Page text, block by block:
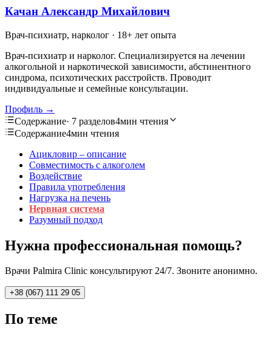
Качан Александр Михайлович
Врач-психиатр, нарколог · 18+ лет опыта
Врач-психиатр и нарколог. Специализируется на лечении
алкогольной и наркотической зависимости, абстинентного
синдрома, психотических расстройств. Проводит
индивидуальные и семейные консультации.
Профиль →
Содержание· 7 разделов4мин чтения
Содержание4мин чтения
Ацикловир – описание
Совместимость с алкоголем
Воздействие
Правила употребления
Нагрузка на печень
Нервная система
Разумный подход
Нужна профессиональная помощь?
Врачи Palmira Clinic консультируют 24/7. Звоните анонимно.
+38 (067) 111 29 05
По теме